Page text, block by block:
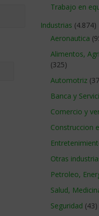
Trabajo en
Industrias (4.874)
Aeronautica
Alimentos,
(325)
Automotriz
Banca y
Comercio y
Construccion
Otras
Petroleo,
Salud,
Seguridad (43)